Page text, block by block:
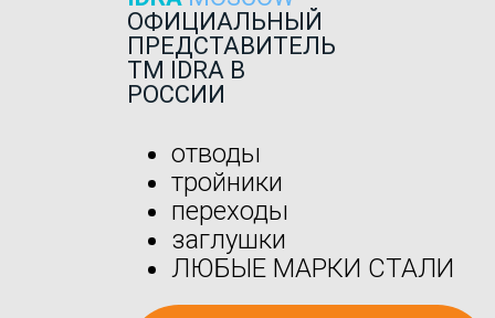
ОФИЦИАЛЬНЫЙ
ПРЕДСТАВИТЕЛЬ
ТМ IDRA В
РОССИИ
отводы
тройники
переходы
заглушки
ЛЮБЫЕ МАРКИ СТАЛИ